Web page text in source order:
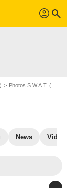
profil search
Photos S.W.A.T. (2017) S07
News